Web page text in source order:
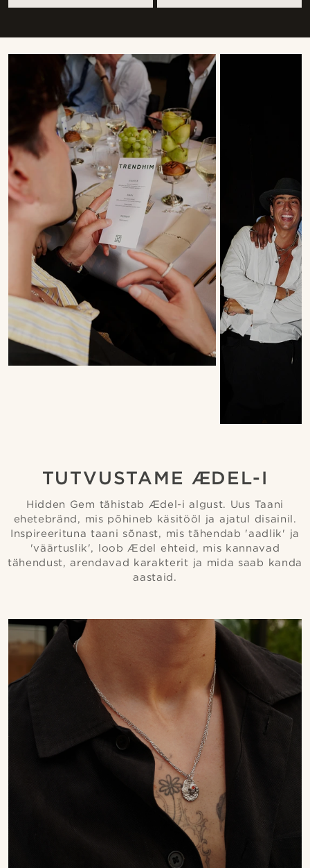
TUTVUSTAME ÆDEL-I
Hidden Gem tähistab Ædel-i algust. Uus Taani
ehetebränd, mis põhineb käsitööl ja ajatul disainil.
Inspireerituna taani sõnast, mis tähendab 'aadlik' ja
'väärtuslik', loob Ædel ehteid, mis kannavad
tähendust, arendavad karakterit ja mida saab kanda
aastaid.